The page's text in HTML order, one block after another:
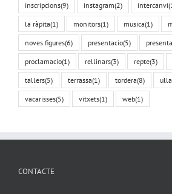
inscripcions(9) instagram(2) intercanvi
la ràpita(1) monitors(1) musica(1)
noves figures(6) presentacio(5)
proclamacio(1) rellinars(3) repte(3)
tallers(5) terrassa(1) tordera(8)
vacarisses(5) vitxets(1) web(1)
CONTACTE